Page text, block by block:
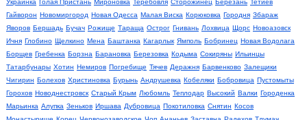
Украинка Голая Пристань Мироновка Теребовля Сторожинец Березань Тетиев
Гайворон Новомиргород Новая Одесса Малая Виска Корюковка Городня Збараж
Яворов Бершадь Бучач Рожище Тараща Острог Гнивань Лохвица Щорс Новоазовск
Ичня Глобино Щелкино Мена Баштанка Кагарлык Ямполь Бобринец Новая Водолага
Борщев Гребенка Борзна Барановка Березовка Кодыма Сокиряны Ильинцы
Татарбунары Хотин Немиров Погребище Тячев Деражня Барвенково Залещики
Чигирин Болехов Христиновка Бурынь Андрушевка Кобеляки Бобровица Пустомыты
Горохов Новоднестровск Старый Крым Любомль Теплодар Высокий Валки Городенка
Марьинка Алупка Зеньков Иршава Дубровица Покотиловка Снятин Косов